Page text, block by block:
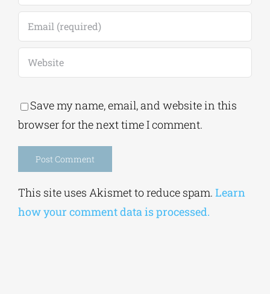
Save my name, email, and website in this
browser for the next time I comment.
This site uses Akismet to reduce spam. Learn
how your comment data is processed.